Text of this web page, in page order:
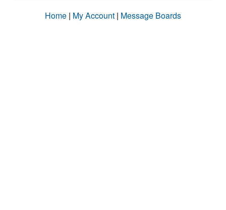
Home | My Account | Message Boards